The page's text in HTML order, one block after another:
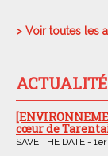
> Voir toutes les
cœur de
SAVE THE DATE -